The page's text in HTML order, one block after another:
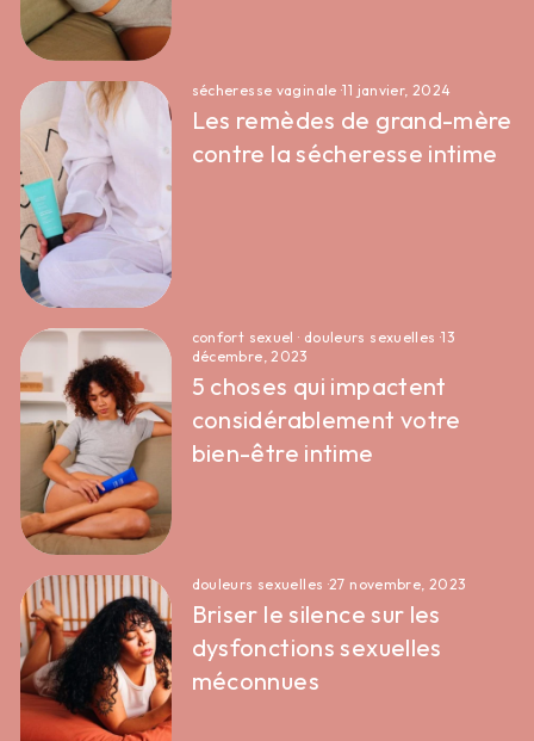
sécheresse vaginale ·11 janvier, 2024
Les remèdes de grand-mère
contre la sécheresse intime
confort sexuel · douleurs sexuelles ·13
décembre, 2023
5 choses qui impactent
considérablement votre
bien-être intime
douleurs sexuelles ·27 novembre, 2023
Briser le silence sur les
dysfonctions sexuelles
méconnues
démarrer tout en
douceur 🤍
Inscrivez-vous et recevez -25% de remise
sur votre première commande pour
découvrir nos essentiels.
PRÉNOM
E-MAIL :